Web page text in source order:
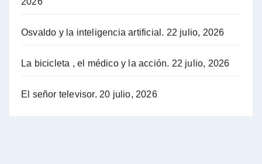
Hugo Yasky sobre la Coordinadora de las Industrias de Productos Alimenticios (COPAL) - Hugo Yasky con Jorge Gres
Pablo Moyano sobre el espionaje: "Estos personajes siniestros han hecho mucho daño" - Pablo Moyano con Jorge Gres
Osvaldo y la inteligencia artificial. 22 julio, 2026
La bicicleta , el médico y la acción. 22 julio, 2026
El señor televisor. 20 julio, 2026